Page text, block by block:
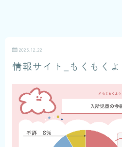
2025.12.22
情報サイト_もくもくよ